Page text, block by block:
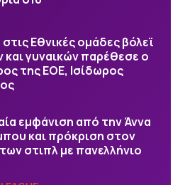
Εθνικές ομάδες βόλεϊ
και γυναικών παρέθεσε ο
της ΕΟΕ, Ισίδωρος
εμφάνιση από την Άννα
και πρόκριση στον
στιπλ με πανελλήνιο